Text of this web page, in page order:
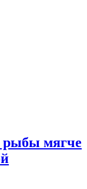
рыбы мягче